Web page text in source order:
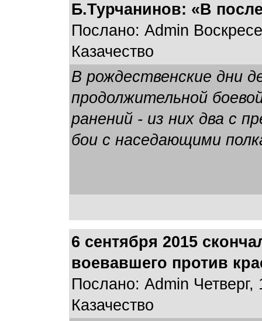
Б.Турчанинов: «В
Послано: Admin
Казачество
В рождественские дни
продолжительной
ранений - из них два с
бои с наседающими
6 сентября 2015
воевавшего против
Послано: Admin Четверг,
Казачество